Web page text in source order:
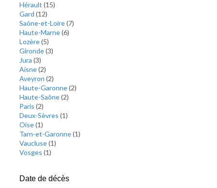
Hérault (15)
Gard (12)
Saône-et-Loire(7)
Haute-Marne(6)
Lozère(5)
Gironde(3)
Jura (3)
Aisne(2)
Aveyron (2)
Haute-Garonne(2)
Haute-Saône(2)
Paris (2)
Deux-Sèvres (1)
Oise(1)
Tarn-et-Garonne(1)
Vaucluse(1)
Vosges (1)
Date de décès